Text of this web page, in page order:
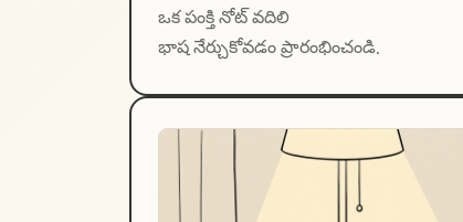
ఒక పంక్తి నోట్ వదిలి
భాష నేర్చుకోవడం ప్రారంభించండి.